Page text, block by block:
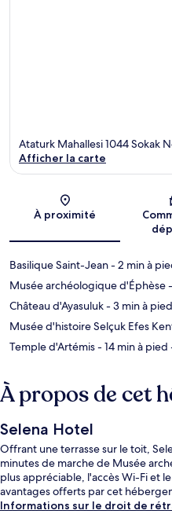
Ataturk Mahallesi 1044 Sokak
Afficher la carte
À proximité
Basilique Saint-Jean- 2 min à
Musée archéologique d'Éphèse
Château d'Ayasuluk- 3 min à pied
Musée d'histoire Selçuk Efes
Temple d'Artémis- 14 min à pied
À propos de cet
Selena Hotel
Offrant une terrasse sur le toit,
minutes de marche de Musée
plus appréciable, l'accès Wi-Fi et
avantages offerts par cet
Informations sur le droit de